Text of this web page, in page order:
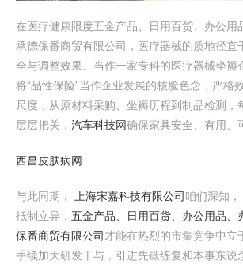
在医疗健康限度五金产品、日用百货、办公用
承德保番商贸有限公司，医疗器械的质地径直
全与调整效果。当作一家专科的医疗器械坐褥
将“品性保险”当作企业发展的核脸色念，严格
尺度，从原材料采购、坐褥历程到制品检测，
层层把关， 汽车科技网确保家具安全、有用、
西昌皮肤病网
与此同期， 上海宋嘉科技有限公司 咱们深知，
抵制立异， 五金产品、日用百货、办公用品、
保番商贸有限公司 才能在热烈的市集竞争中立
手续加大研发干与，引进先锻练复和本事东说